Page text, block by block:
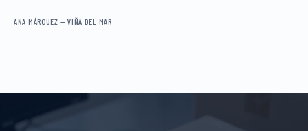
ANA MÁRQUEZ —VIÑA DEL MAR